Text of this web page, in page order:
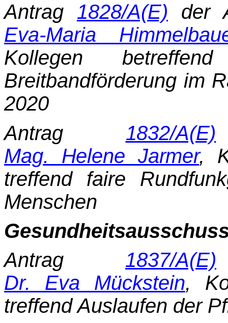
Antrag 1828/A(E) der
Eva-Maria
Kollegen
Breitbandförderung im
2020
Antrag 1832/A(E)
Mag. Helene Jarmer,
treffend faire
Menschen
Antrag 1837/A(E)
Dr. Eva Mückstein,
treffend Auslaufen der